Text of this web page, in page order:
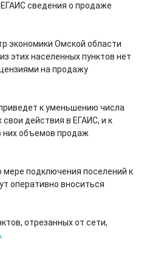
сведения о продаже
экономики Омской области
этих населенных пунктов нет
на продажу
к уменьшению числа
действия в ЕГАИС, и к
объемов продаж
мере подключения поселений к
оперативно вноситься
отрезанных от сети,
.